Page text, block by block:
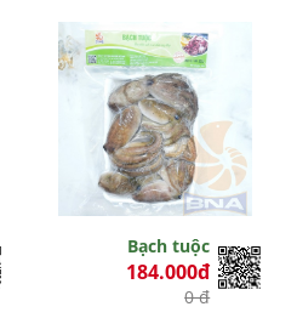
Bạch tuộc
184.000đ
0 đ